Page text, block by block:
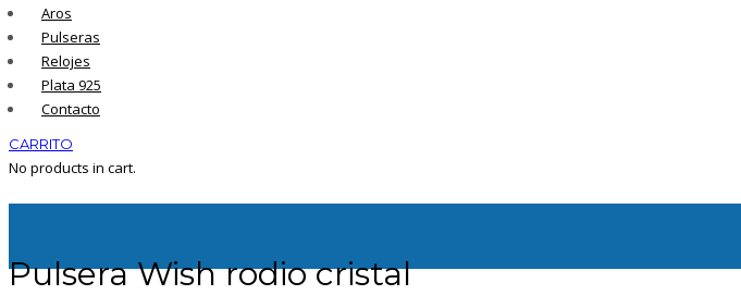
Aros
Pulseras
Relojes
Plata 925
Contacto
CARRITO
No products in cart.
Pulsera Wish rodio cristal